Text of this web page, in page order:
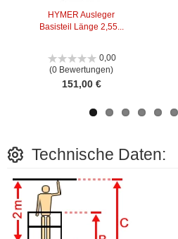
HYMER Ausleger
Basisteil Länge 2,55...
0,00
(0 Bewertungen)
151,00 €
Technische Daten: